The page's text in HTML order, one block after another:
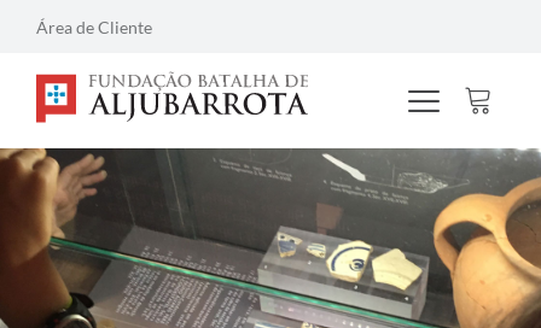
Área de Cliente